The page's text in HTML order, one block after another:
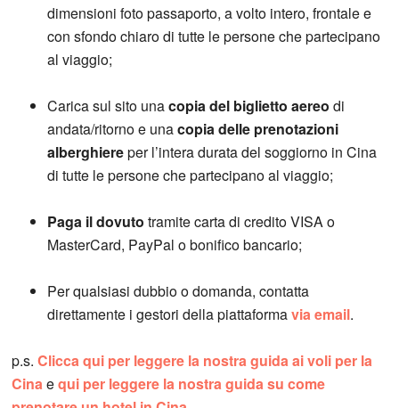
dimensioni foto passaporto, a volto intero, frontale e
con sfondo chiaro di tutte le persone che partecipano
al viaggio;
Carica sul sito unacopia del biglietto aereo di
andata/ritorno e unacopia delle prenotazioni
alberghiereper l’intera durata del soggiorno in Cina
di tutte le persone che partecipano al viaggio;
Paga il dovuto tramite carta di credito VISA o
MasterCard, PayPal o bonifico bancario;
Per qualsiasi dubbio o domanda, contatta
direttamente i gestori della piattaformavia email.
p.s.Clicca qui per leggere la nostra guida ai voli per la
Cinaequi per leggere la nostra guida su come